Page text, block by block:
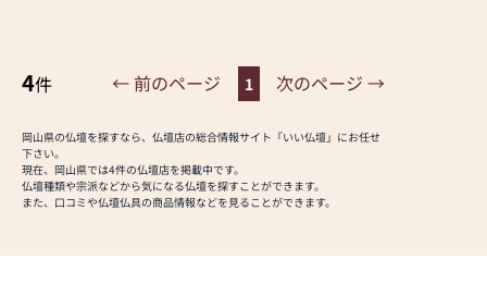
・長く続く伝統を守り
ています。
◆お墓の展示もござい
◆PayPay・ｄ払い使
4件 ← 前のページ 1 次のページ →
岡山県の仏壇を探すなら、仏壇店の総合情報サイト「いい仏壇」にお任せ
下さい。
現在、岡山県では4件の仏壇店を掲載中です。
仏壇種類や宗派などから気になる仏壇を探すことができます。
また、口コミや仏壇仏具の商品情報などを見ることができます。